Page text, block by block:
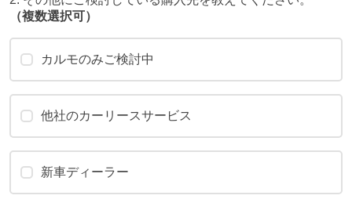
（複数選択可）
カルモのみご検討中
他社のカーリースサービス
新車ディーラー